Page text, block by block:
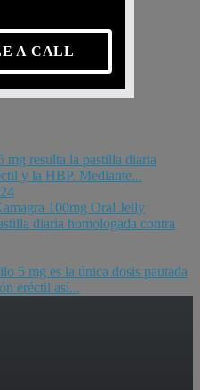
A CALL
resulta la pastilla diaria
y la HBP. Mediante...
100mg Oral Jelly
diaria homologada contra
5 mg es la única dosis pautada
eréctil así...